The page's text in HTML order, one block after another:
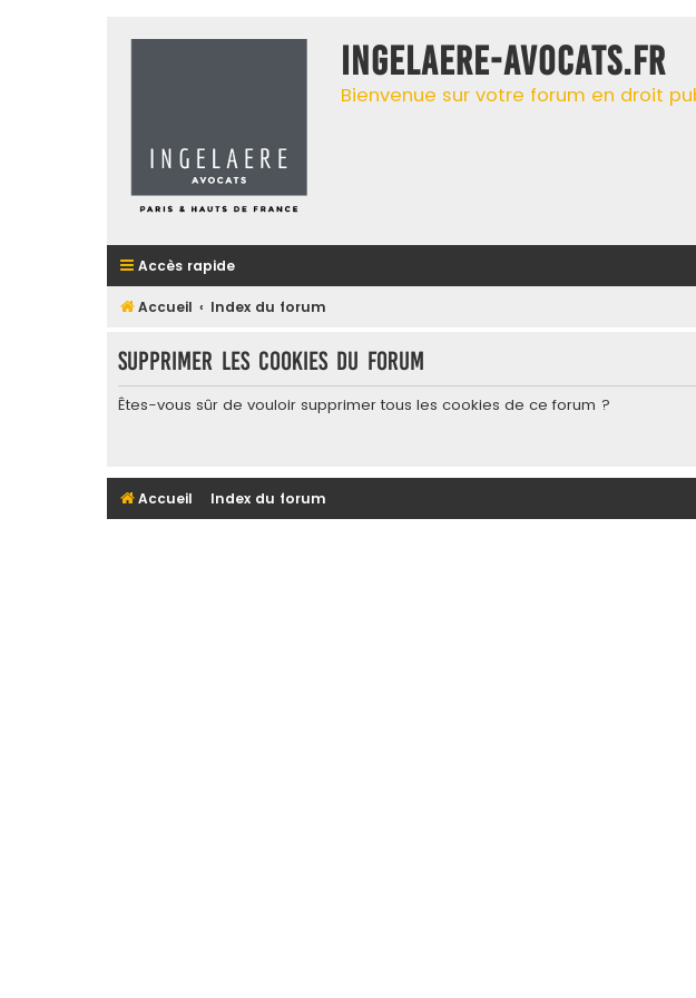
INGELAERE-AVOCATS.FR
Bienvenue sur votre forum en droit
Accès rapide
Accueil Index du forum
Supprimer les cookies du forum
Êtes-vous sûr de vouloir supprimer tous les cookies de ce forum ?
Accueil Index du forum